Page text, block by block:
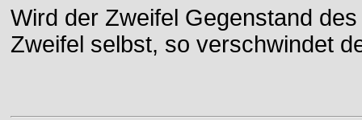
Wird der Zweifel Gegenstand
Zweifel selbst, so verschwindet